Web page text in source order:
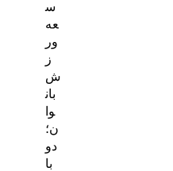
س
عه
ور
ز
ش
بان
وا
ن؛
دو
با